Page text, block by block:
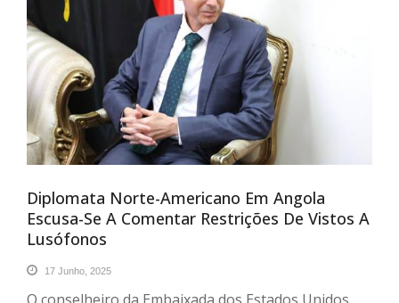
Diplomata Norte-Americano Em Angola
Escusa-Se A Comentar Restrições De Vistos A
Lusófonos
17 Junho, 2025
O conselheiro da Embaixada dos Estados Unidos